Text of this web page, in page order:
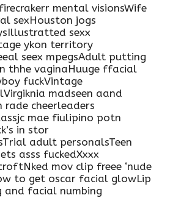
mental visionsWife
sexHouston jogs
sexx
ykon territory
seex mpegsAdult putting
thhe vaginaHuuge ffacial
fuckVintage
madseen aand
rade cheerleaders
mae fiulipino potn
in stor
adult personalsTeen
asss fuckedXxxx
mov clip freee ‘nude
to get oscar facial glowLip
and facial numbing